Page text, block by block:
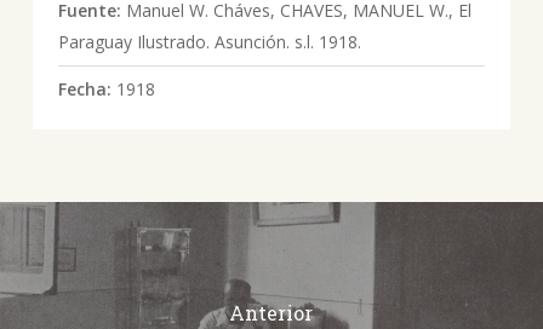
Fuente: Manuel W. Cháves, CHAVES, MANUEL W., El
Paraguay Ilustrado. Asunción. s.l. 1918.
Fecha: 1918
Anterior